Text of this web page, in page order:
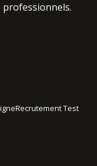
professionnels.
Recrutement Test